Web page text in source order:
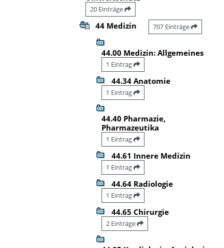
20 Einträge
44 Medizin 707 Einträge
44.00 Medizin: Allgemeines
1 Eintrag
44.34 Anatomie
1 Eintrag
44.40 Pharmazie,
Pharmazeutika
1 Eintrag
44.61 Innere Medizin
1 Eintrag
44.64 Radiologie
1 Eintrag
44.65 Chirurgie
2 Einträge